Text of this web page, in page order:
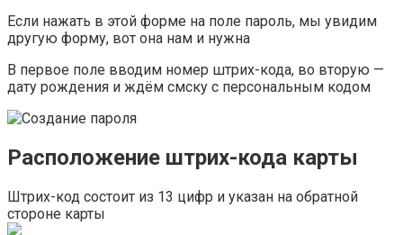
Если нажать в этой форме на поле пароль, мы увидим
другую форму, вот она нам и нужна
В первое поле вводим номер штрих-кода, во вторую —
дату рождения и ждём смску с персональным кодом
Расположение штрих-кода карты
Штрих-код состоит из 13 цифр и указан на обратной
стороне карты